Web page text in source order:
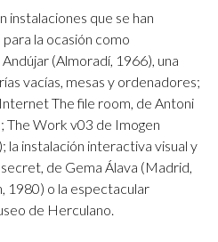
instalaciones que se han
la ocasión como
(Almoradí, 1966), una
vacías, mesas y ordenadores;
The file room, de Antoni
The Work v03 de Imogen
instalación interactiva visual y
de Gema Álava (Madrid,
1980) o la espectacular
de Herculano.